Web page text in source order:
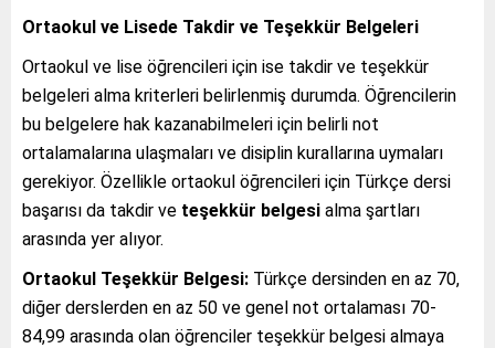
Ortaokul ve Lisede Takdir ve Teşekkür Belgeleri
Ortaokul ve lise öğrencileri için ise takdir ve teşekkür
belgeleri alma kriterleri belirlenmiş durumda. Öğrencilerin
bu belgelere hak kazanabilmeleri için belirli not
ortalamalarına ulaşmaları ve disiplin kurallarına uymaları
gerekiyor. Özellikle ortaokul öğrencileri için Türkçe dersi
başarısı da takdir ve teşekkür belgesi alma şartları
arasında yer alıyor.
Ortaokul Teşekkür Belgesi: Türkçe dersinden en az 70,
diğer derslerden en az 50 ve genel not ortalaması 70-
84,99 arasında olan öğrenciler teşekkür belgesi almaya